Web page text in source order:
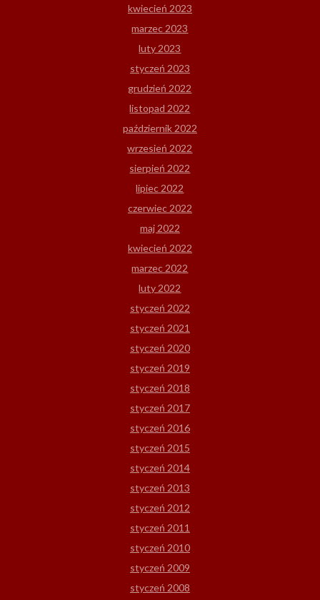
kwiecień 2023
marzec 2023
luty 2023
styczeń 2023
grudzień 2022
listopad 2022
październik 2022
wrzesień 2022
sierpień 2022
lipiec 2022
czerwiec 2022
maj 2022
kwiecień 2022
marzec 2022
luty 2022
styczeń 2022
styczeń 2021
styczeń 2020
styczeń 2019
styczeń 2018
styczeń 2017
styczeń 2016
styczeń 2015
styczeń 2014
styczeń 2013
styczeń 2012
styczeń 2011
styczeń 2010
styczeń 2009
styczeń 2008